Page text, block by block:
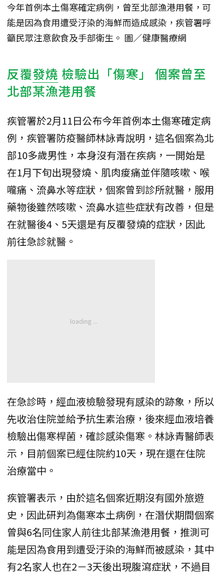
今年首例本土傷寒確定病例，曾至北部漁港用餐，可
能是因為食用遭受汙染的海鮮而造成感染，疾管署呼
籲民眾注意飲食及手部衛生。 圖／健康醫療網
反覆發燒 檢驗出「傷寒」 個案曾至
北部某漁港用餐
疾管署於2月11日公布今年首例本土傷寒確定病
例，疾管署防疫醫師林詠青說明，這名個案為北
部10多歲男性，本身沒有潛在疾病，一開始是
在1月下旬出現發燒、肌肉痠痛並伴隨咳嗽、喉
嚨痛、流鼻水等症狀，個案曾到診所就醫，服用
藥物後雖然咳嗽、流鼻水這些症狀有改善，但是
在就醫後4、5天還是有反覆發燒的症狀，因此
前往急診就醫。
在急診時，經血液檢驗發現有感染的跡象，所以
先收治住院並給予抗生素治療，後來經血液培養
檢驗出傷寒桿菌，確診感染傷寒。林詠青醫師表
示，目前個案已經住院約10天，現在還在住院
治療當中。
疾管署表示，由於這名個案近期沒有國外旅遊
史，因此研判為傷寒本土病例，在潛伏期間個案
曾與6名同住家人前往北部某漁港用餐，推測可
能是因為食用到遭受汙染的海鮮而被感染，其中
有2名家人也在2－3天後出現腹瀉症狀，不過目